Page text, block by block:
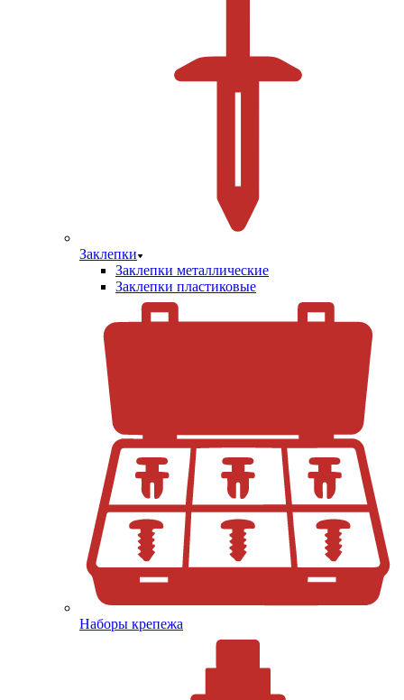
Заклепки
Заклепки металлические
Заклепки пластиковые
Наборы крепежа